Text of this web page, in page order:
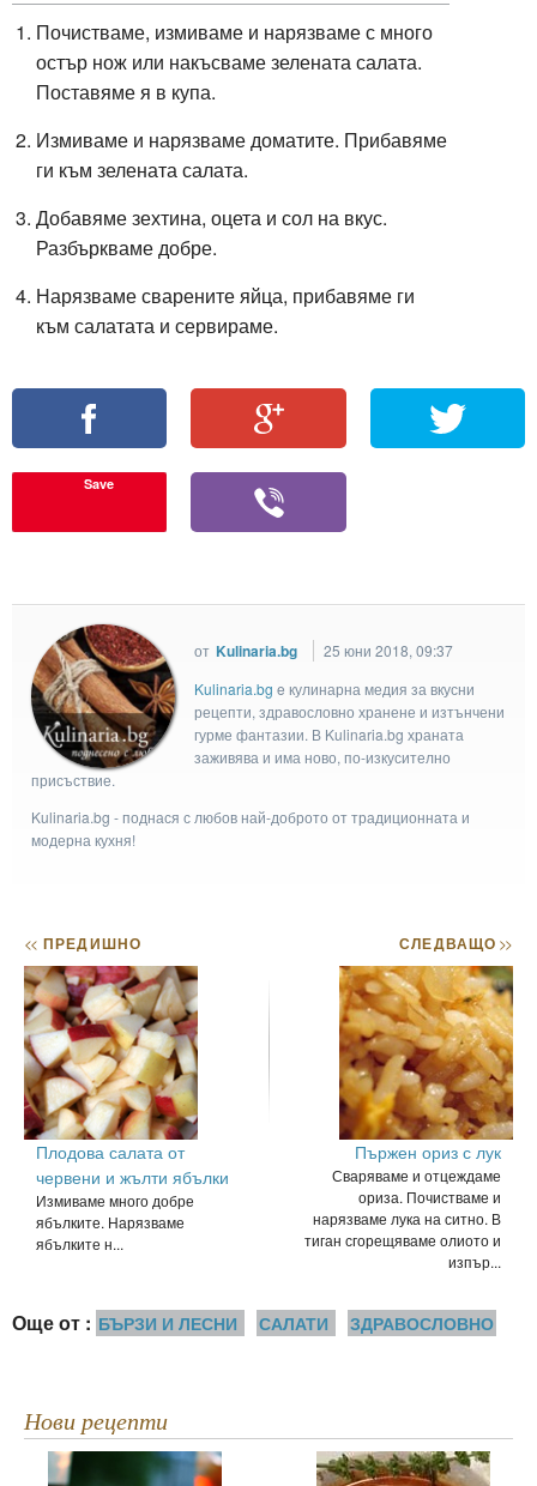
Почистваме, измиваме и нарязваме с много
остър нож или накъсваме зелената салата.
Поставяме я в купа.
Измиваме и нарязваме доматите. Прибавяме
ги към зелената салата.
Добавяме зехтина, оцета и сол на вкус.
Разбъркваме добре.
Нарязваме сварените яйца, прибавяме ги
към салатата и сервираме.
Save
от Kulinaria.bg
25 юни 2018, 09:37
Kulinaria.bg e кулинарна медия за вкусни
рецепти, здравословно хранене и изтънчени
гурме фантазии. В Kulinaria.bg храната
заживява и има ново, по-изкусително
присъствие.
Kulinaria.bg - поднася с любов най-доброто от традиционната и
модерна кухня!
<< ПРЕДИШНО
Плодова салата от
червени и жълти ябълки
Измиваме много добре
ябълките. Нарязваме
ябълките н...
СЛЕДВАЩО>>
Пържен ориз с лук
Сваряваме и отцеждаме
ориза. Почистваме и
нарязваме лука на ситно. В
тиган сгорещяваме олиото и
изпър...
Още от : БЪРЗИ И ЛЕСНИ САЛАТИ ЗДРАВОСЛОВНО
Нови рецепти